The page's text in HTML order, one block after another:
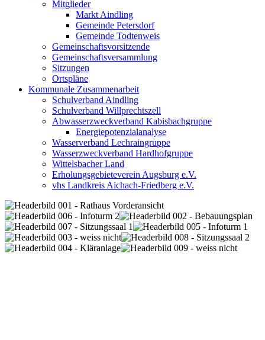
Mitglieder
Markt Aindling
Gemeinde Petersdorf
Gemeinde Todtenweis
Gemeinschaftsvorsitzende
Gemeinschaftsversammlung
Sitzungen
Ortspläne
Kommunale Zusammenarbeit
Schulverband Aindling
Schulverband Willprechtszell
Abwasserzweckverband Kabisbachgruppe
Energiepotenzialanalyse
Wasserverband Lechraingruppe
Wasserzweckverband Hardhofgruppe
Wittelsbacher Land
Erholungsgebieteverein Augsburg e.V.
vhs Landkreis Aichach-Friedberg e.V.